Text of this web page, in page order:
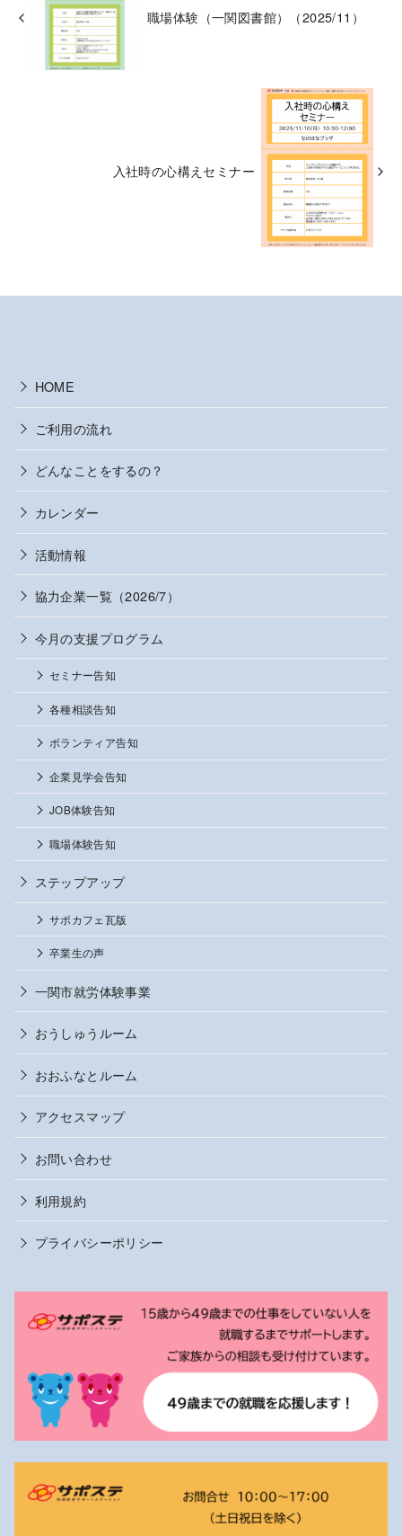
職場体験（一関図書館）（2025/11）
入社時の心構えセミナー
HOME
ご利用の流れ
どんなことをするの？
カレンダー
活動情報
協力企業一覧（2026/7）
今月の支援プログラム
セミナー告知
各種相談告知
ボランティア告知
企業見学会告知
JOB体験告知
職場体験告知
ステップアップ
サポカフェ瓦版
卒業生の声
一関市就労体験事業
おうしゅうルーム
おおふなとルーム
アクセスマップ
お問い合わせ
利用規約
プライバシーポリシー